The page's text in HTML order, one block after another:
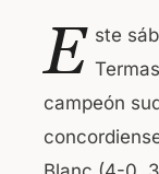
c
e
b
o
at
s
A
p
E ste
campeón